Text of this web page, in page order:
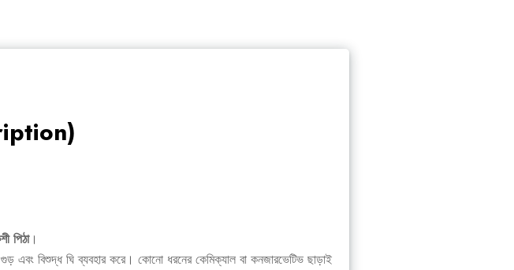
পিঠা।
এবং বিশুদ্ধ ঘি ব্যবহার করে। কোনো ধরনের কেমিক্যাল বা কনজারভেটিভ ছাড়াই